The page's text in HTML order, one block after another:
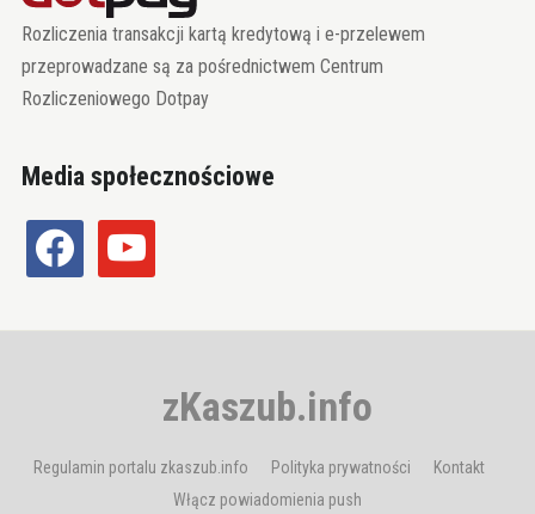
Rozliczenia transakcji kartą kredytową i e-przelewem
przeprowadzane są za pośrednictwem Centrum
Rozliczeniowego Dotpay
Media społecznościowe
facebook youtube
zKaszub.info
Regulamin portalu zkaszub.info Polityka prywatności
Kontakt
Włącz powiadomienia push